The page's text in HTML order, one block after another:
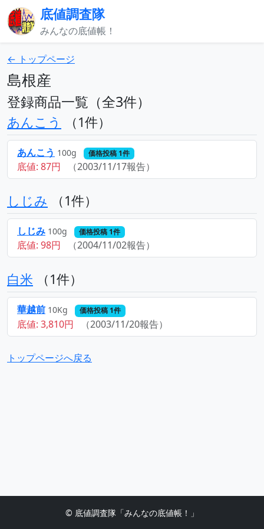
底値調査隊
みんなの底値帳！
← トップページ
島根産
登録商品一覧（全3件）
あんこう （1件）
あんこう 100g 価格投稿 1件
底値: 87円 （2003/11/17報告）
しじみ （1件）
しじみ 100g 価格投稿 1件
底値: 98円 （2004/11/02報告）
白米 （1件）
華越前 10Kg 価格投稿 1件
底値: 3,810円 （2003/11/20報告）
トップページへ戻る
© 底値調査隊「みんなの底値帳！」